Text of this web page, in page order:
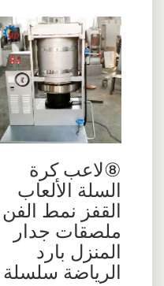
⑧لاعب كرة
السلة الألعاب
القفز نمط الفن
ملصقات جدار
المنزل بارد
الرياضة سلسلة